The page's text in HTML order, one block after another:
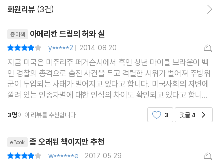
회원리뷰 (3건)
종이책 아메리칸 드림의 허와 실
| y*****2 | 2014.08.20
지금 미국은 미주리주 퍼거슨시에서 흑인 청년 마이클 브라운이 백
인 경찰의 총격으로 숨진 사건을 두고 격렬한 시위가 벌어져 주방위
군이 투입되는 사태가 벌어지고 있다고 합니다. 미국사회의 저변에
깔려 있는 인종차별에 대한 인식의 차이도 확인되고 있다고 합니다.
해방 후 미국은 우리에게 가까운 나라로 인식되어왔습니다만, 역시
먼 나라인 만큼 우리가 제대로 알지 못하
3명이 이 리뷰를 추천합니다. 3 댓글 4
eBook 좀 오래된 책이지만 추천
| w******e | 2017.05.29